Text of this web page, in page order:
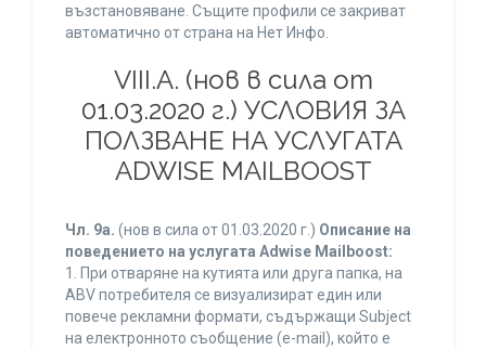
възстановяване. Същите профили се закриват
автоматично от страна на Нет Инфо.
VIII.A. (нов в сила от
01.03.2020 г.) УСЛОВИЯ ЗА
ПОЛЗВАНЕ НА УСЛУГАТА
ADWISE MAILBOOST
Чл. 9а. (нов в сила от 01.03.2020 г.) Описание на
поведението на услугата Adwise Mailboost:
1. При отваряне на кутията или друга папка, на
ABV потребителя се визуализират един или
повече рекламни формати, съдържащи Subject
на електронното съобщение (e-mail), който е